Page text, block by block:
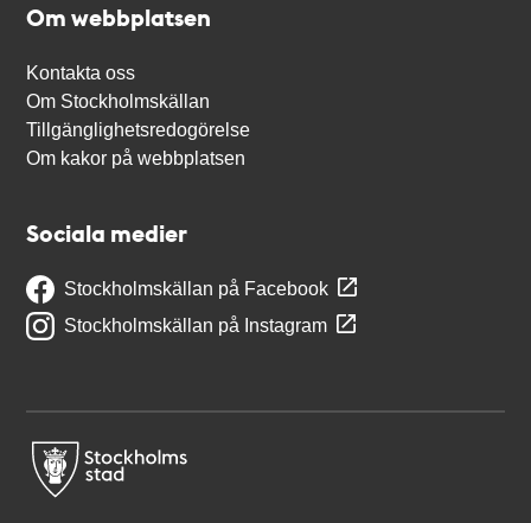
Om webbplatsen
Kontakta oss
Om Stockholmskällan
Tillgänglighetsredogörelse
Om kakor på webbplatsen
Sociala medier
Stockholmskällan på Facebook
Stockholmskällan på Instagram